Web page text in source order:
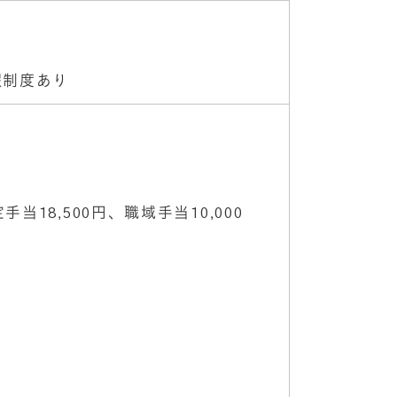
度あり
当18,500円、職域手当10,000